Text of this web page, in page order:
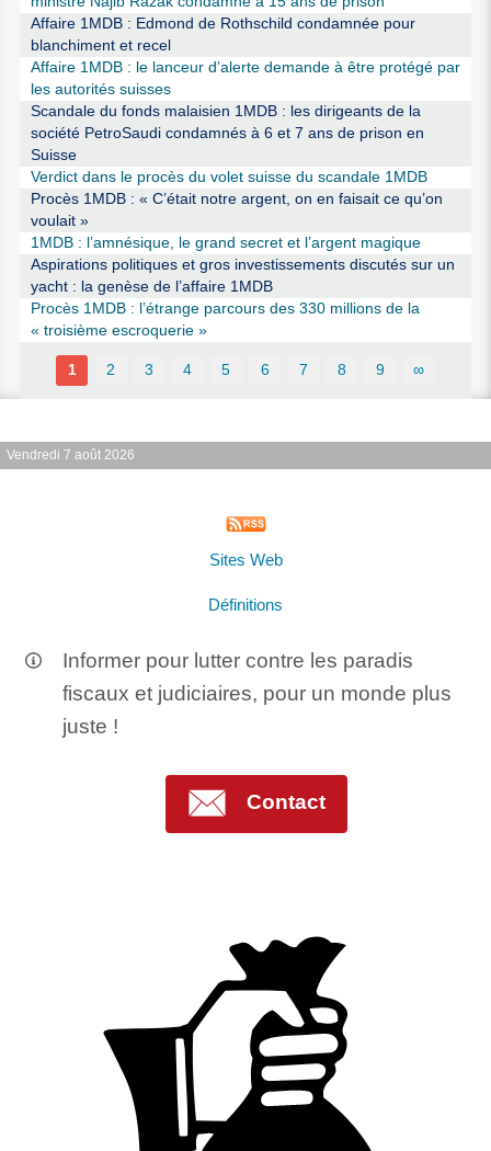
Affaire 1MDB : Edmond de Rothschild condamnée pour
blanchiment et recel
Affaire 1MDB : le lanceur d’alerte demande à être protégé par
les autorités suisses
Scandale du fonds malaisien 1MDB : les dirigeants de la
société PetroSaudi condamnés à 6 et 7 ans de prison en
Suisse
Verdict dans le procès du volet suisse du scandale 1MDB
Procès 1MDB : « C’était notre argent, on en faisait ce qu’on
voulait »
1MDB : l’amnésique, le grand secret et l’argent magique
Aspirations politiques et gros investissements discutés sur un
yacht : la genèse de l’affaire 1MDB
Procès 1MDB : l’étrange parcours des 330 millions de la
« troisième escroquerie »
1 2 3 4 5 6 7 8 9 ∞
Vendredi 7 août 2026
Sites Web
Définitions
Informer pour lutter contre les paradis
fiscaux et judiciaires, pour un monde plus
juste !
Contact